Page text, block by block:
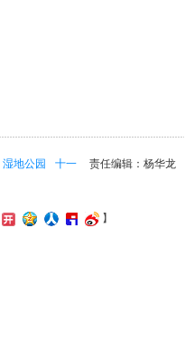
责任编辑：杨华龙
湿地公园
十一
】